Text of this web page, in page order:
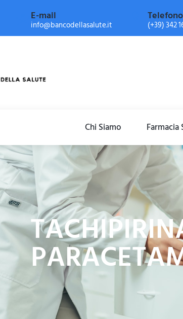
E-mail
info@bancodellasalute.it
Telefono
(+39) 342
Chi Siamo Farmacia